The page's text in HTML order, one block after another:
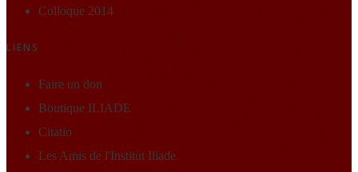
Colloque 2014
LIENS
Faire un don
Boutique ILIADE
Citatio
Les Amis de l'Institut Iliade